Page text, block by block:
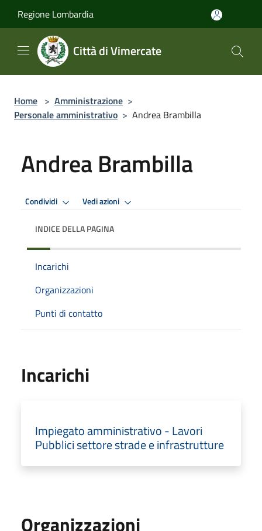
Regione Lombardia
Città di Vimercate
Home > Amministrazione >
Personale amministrativo > Andrea Brambilla
Andrea Brambilla
Condividi Vedi azioni
INDICE DELLA PAGINA
Incarichi
Organizzazioni
Punti di contatto
Incarichi
Impiegato amministrativo - Lavori
Pubblici settore strade e infrastrutture
Organizzazioni